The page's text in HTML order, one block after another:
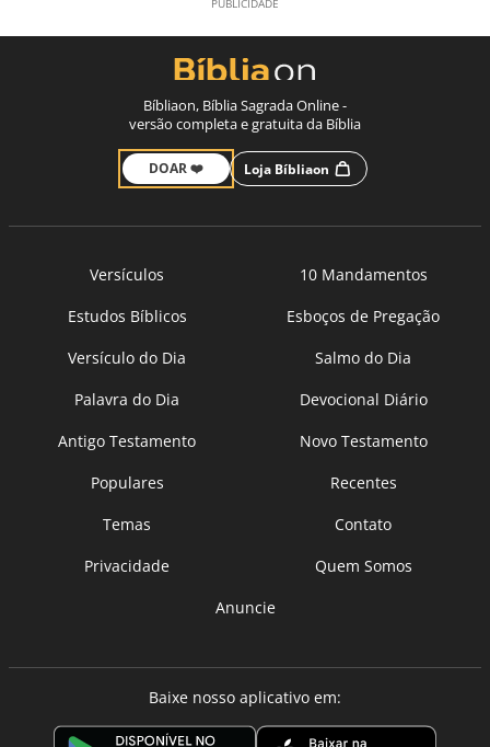
Bíbliaon, Bíblia Sagrada Online -
versão completa e gratuita da Bíblia
DOAR ❤️ Loja Bíbliaon
Versículos
10 Mandamentos
Estudos Bíblicos
Esboços de Pregação
Versículo do Dia
Salmo do Dia
Palavra do Dia
Devocional Diário
Antigo Testamento
Novo Testamento
Populares
Recentes
Temas
Contato
Privacidade
Quem Somos
Anuncie
Baixe nosso aplicativo em: